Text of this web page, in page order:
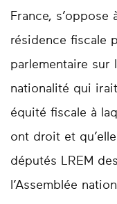
France, s’oppose
résidence fiscale
parlementaire sur
nationalité qui
équité fiscale à
ont droit et
députés LREM
l’Assemblée